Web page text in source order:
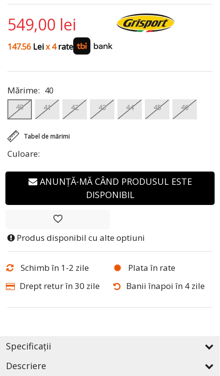
549,00 lei
147.56 Leix 4rate
Culoare:
Tabel de mărimi
Mărime: 40
40 41 42 43 44 45 46
ANUNȚĂ-MĂ CÂND PRODUSUL ESTE
DISPONIBIL
Produs disponibil cu alte optiuni
Schimb în 1-2 zile
Plata în rate
Drept retur în 30 zile
Banii înapoi în 4 zile
Specificații
Descriere